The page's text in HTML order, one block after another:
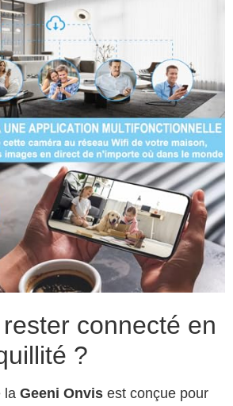
connecté en
?
la Geeni Onvis est conçue pour